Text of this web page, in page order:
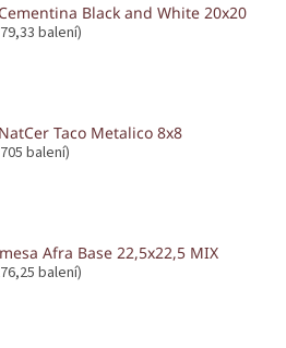
Black and White 20x20
balení)
Taco Metalico 8x8
balení)
Afra Base 22,5x22,5 MIX
balení)